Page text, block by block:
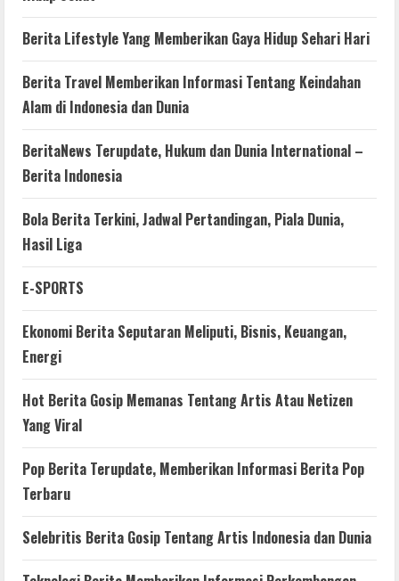
Berita Lifestyle Yang Memberikan Gaya Hidup Sehari Hari
Berita Travel Memberikan Informasi Tentang Keindahan
Alam di Indonesia dan Dunia
BeritaNews Terupdate, Hukum dan Dunia International –
Berita Indonesia
Bola Berita Terkini, Jadwal Pertandingan, Piala Dunia,
Hasil Liga
E-SPORTS
Ekonomi Berita Seputaran Meliputi, Bisnis, Keuangan,
Energi
Hot Berita Gosip Memanas Tentang Artis Atau Netizen
Yang Viral
Pop Berita Terupdate, Memberikan Informasi Berita Pop
Terbaru
Selebritis Berita Gosip Tentang Artis Indonesia dan Dunia